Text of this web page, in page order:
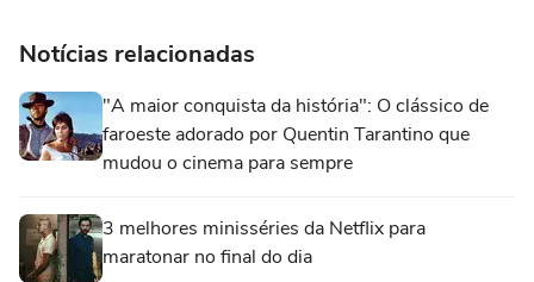
Notícias relacionadas
"A maior conquista da história": O clássico de
faroeste adorado por Quentin Tarantino que
mudou o cinema para sempre
3 melhores minisséries da Netflix para
maratonar no final do dia